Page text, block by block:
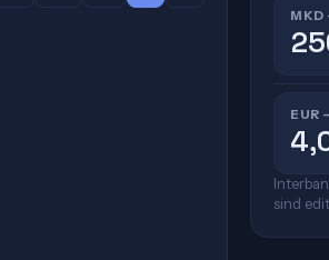
MKD
EUR
sind